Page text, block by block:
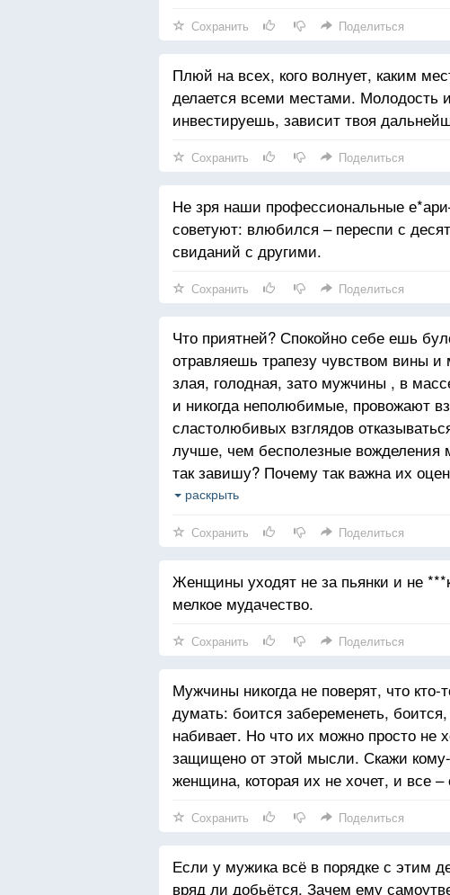
Сохранить Поделиться
Плюй на всех, кого волнует, каким
делается всеми местами. Молодость
инвестируешь, зависит твоя
Сохранить Поделиться
Не зря наши профессиональные
советуют: влюбился – переспи с
свиданий с другими.
Сохранить Поделиться
Что приятней? Спокойно себе ешь
отравляешь трапезу чувством вины
злая, голодная, зато мужчины , в
и никогда неполюбимые, провожают
сластолюбивых взглядов
лучше, чем бесполезные вожделения
так завишу? Почему так важна их
«Раскормленная корова», — и от
мужчин и так зависит от их оценок
не хочу, но они меня должны хотеть
вещь : если они меня хотят, мнё
Да еще и на халяву. Есть подозрение,
в подкорке из-за жажды любви.
раскрыть
Сохранить Поделиться
Женщины уходят не за пьянки и не
мелкое мудачество.
Сохранить Поделиться
Мужчины никогда не поверят, что кто-
думать: боится забеременеть,
набивает. Но что их можно просто не
защищено от этой мысли. Скажи
женщина, которая их не хочет, и все –
Сохранить Поделиться
Если у мужика всё в порядке с этим
вряд ли добьётся. Зачем ему